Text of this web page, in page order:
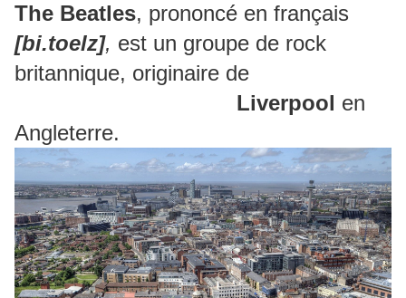
The Beatles, prononcé en français
[bi.toelz], est un groupe de rock
britannique, originaire de
Liverpool en
Angleterre.